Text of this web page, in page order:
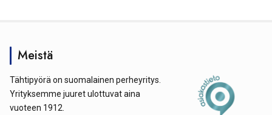
Meistä
Tähtipyörä on suomalainen perheyritys.
Yrityksemme juuret ulottuvat aina
vuoteen 1912.